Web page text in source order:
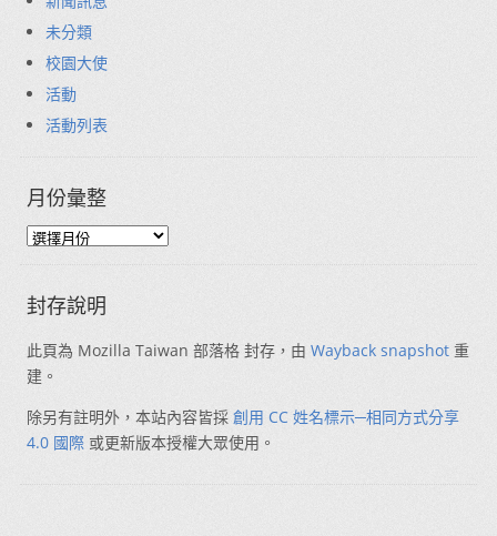
未分類
校園大使
活動
活動列表
月份彙整
封存說明
此頁為 Mozilla Taiwan 部落格 封存，由 Wayback snapshot 重
建。
除另有註明外，本站內容皆採 創用 CC 姓名標示─相同方式分享
4.0 國際 或更新版本授權大眾使用。